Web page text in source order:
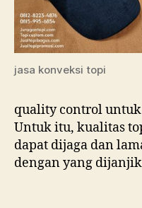
jasa konveksi topi
quality control
Untuk itu, kualitas
dapat dijaga dan
dengan yang